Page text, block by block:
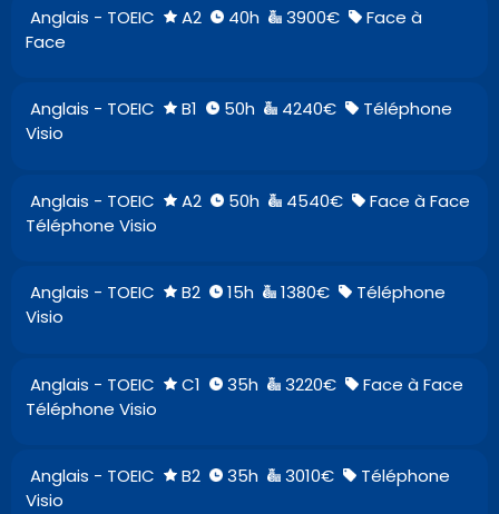
Anglais - TOEIC A2 40h 3900€
Face à
Face
Anglais - TOEIC B1 50h 4240€
Téléphone
Visio
Anglais - TOEIC A2 50h 4540€
Face à Face
Téléphone Visio
Anglais - TOEIC B2 15h 1380€
Téléphone
Visio
Anglais - TOEIC C1 35h 3220€
Face à Face
Téléphone Visio
Anglais - TOEIC B2 35h 3010€
Téléphone
Visio